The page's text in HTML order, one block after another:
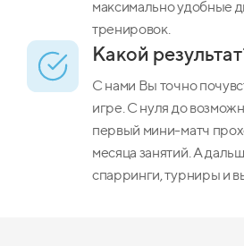
максимально удобные
тренировок.
Какой
С нами Вы точно
игре. С нуля до
первый мини-матч
месяца занятий. А
спарринги, турниры и